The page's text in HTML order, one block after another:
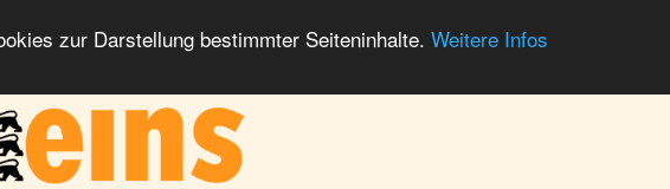
zur Darstellung bestimmter Seiteninhalte. Weitere Infos
Landes